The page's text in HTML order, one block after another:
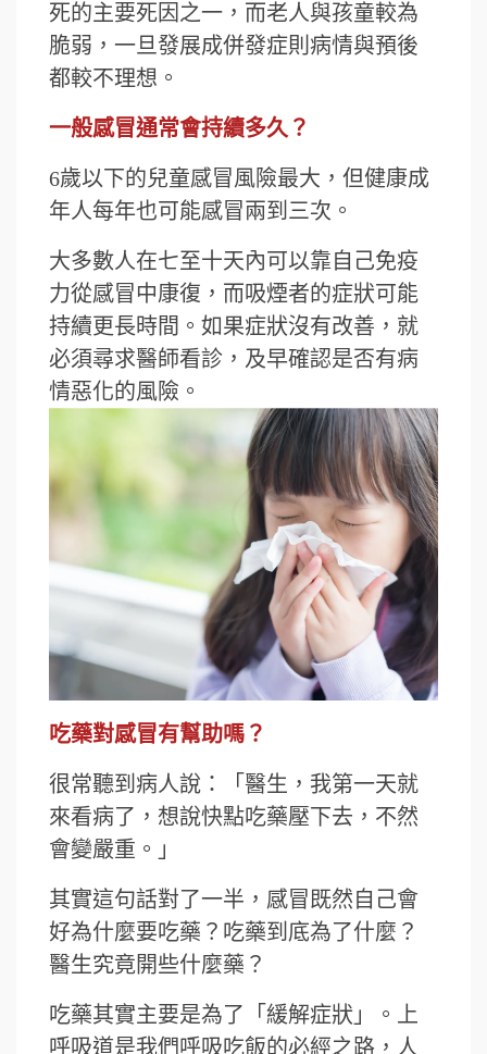
死的主要死因之一，而老人與孩童較為
脆弱，一旦發展成併發症則病情與預後
都較不理想。
一般感冒通常會持續多久？
6歲以下的兒童感冒風險最大，但健康成
年人每年也可能感冒兩到三次。
大多數人在七至十天內可以靠自己免疫
力從感冒中康復，而吸煙者的症狀可能
持續更長時間。如果症狀沒有改善，就
必須尋求醫師看診，及早確認是否有病
情惡化的風險。
吃藥對感冒有幫助嗎？
很常聽到病人說：「醫生，我第一天就
來看病了，想說快點吃藥壓下去，不然
會變嚴重。」
其實這句話對了一半，感冒既然自己會
好為什麼要吃藥？吃藥到底為了什麼？
醫生究竟開些什麼藥？
吃藥其實主要是為了「緩解症狀」。上
呼吸道是我們呼吸吃飯的必經之路，人